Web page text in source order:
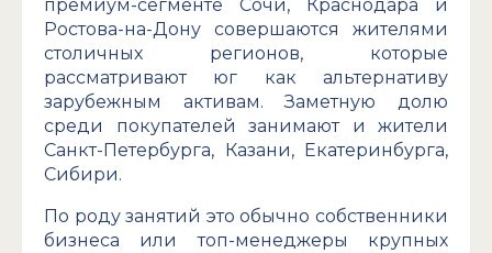
премиум-сегменте Сочи, Краснодара и
Ростова-на-Дону совершаются жителями
столичных регионов, которые
рассматривают юг как альтернативу
зарубежным активам. Заметную долю
среди покупателей занимают и жители
Санкт-Петербурга, Казани, Екатеринбурга,
Сибири.
По роду занятий это обычно собственники
бизнеса или топ-менеджеры крупных